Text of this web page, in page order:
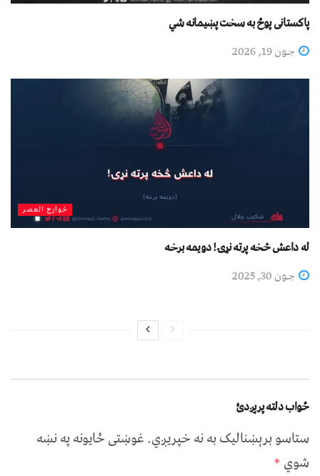
پاکستانی پوځ به سخت پښیمانه شي
جون 19, 2026
خوارج العصر
له داعش څخه پرته نړۍ! دویمه برخه
جون 30, 2025
ځواب دلته پرېږدئ
ستاسو برېښناليک به نه خپريږي.غوښتى ځایونه په نښه
شوي *